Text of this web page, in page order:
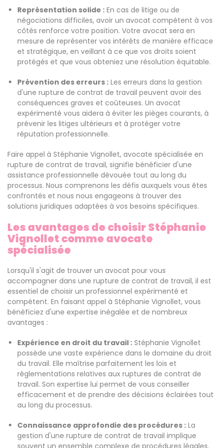
Représentation solide : En cas de litige ou de
négociations difficiles, avoir un avocat compétent à vos
côtés renforce votre position. Votre avocat sera en
mesure de représenter vos intérêts de manière efficace
et stratégique, en veillant à ce que vos droits soient
protégés et que vous obteniez une résolution équitable.
Prévention des erreurs : Les erreurs dans la gestion
d'une rupture de contrat de travail peuvent avoir des
conséquences graves et coûteuses. Un avocat
expérimenté vous aidera à éviter les pièges courants, à
prévenir les litiges ultérieurs et à protéger votre
réputation professionnelle.
Faire appel à Stéphanie Vignollet, avocate spécialisée en
rupture de contrat de travail, signifie bénéficier d'une
assistance professionnelle dévouée tout au long du
processus. Nous comprenons les défis auxquels vous êtes
confrontés et nous nous engageons à trouver des
solutions juridiques adaptées à vos besoins spécifiques.
Les avantages de choisir Stéphanie
Vignollet comme avocate
spécialisée
Lorsqu'il s'agit de trouver un avocat pour vous
accompagner dans une rupture de contrat de travail, il est
essentiel de choisir un professionnel expérimenté et
compétent. En faisant appel à Stéphanie Vignollet, vous
bénéficiez d'une expertise inégalée et de nombreux
avantages :
Expérience en droit du travail : Stéphanie Vignollet
possède une vaste expérience dans le domaine du droit
du travail. Elle maîtrise parfaitement les lois et
réglementations relatives aux ruptures de contrat de
travail. Son expertise lui permet de vous conseiller
efficacement et de prendre des décisions éclairées tout
au long du processus.
Connaissance approfondie des procédures : La
gestion d'une rupture de contrat de travail implique
souvent un ensemble complexe de procédures légales.